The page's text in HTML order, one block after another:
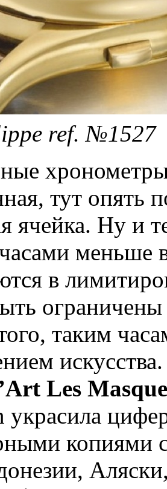
ref. №1527
тут опять
ячейка. Ну и
меньше
в
таким
Les
украсила
копиями